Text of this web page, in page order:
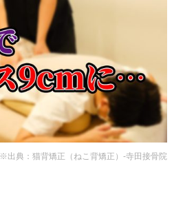
※出典：猫背矯正（ねこ背矯正）-寺田接骨院